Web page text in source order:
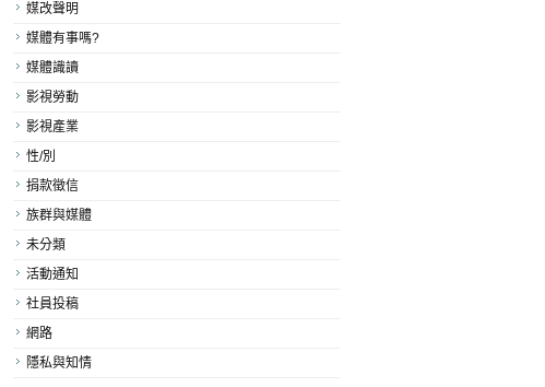
媒改聲明
媒體有事嗎?
媒體識讀
影視勞動
影視產業
性/別
捐款徵信
族群與媒體
未分類
活動通知
社員投稿
網路
隱私與知情